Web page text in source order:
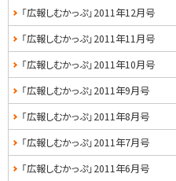
メ
ニ
ュ
ー
「広報しむかっぷ」2011年12月号
「広報しむかっぷ」2011年11月号
「広報しむかっぷ」2011年10月号
「広報しむかっぷ」2011年9月号
「広報しむかっぷ」2011年8月号
「広報しむかっぷ」2011年7月号
「広報しむかっぷ」2011年6月号